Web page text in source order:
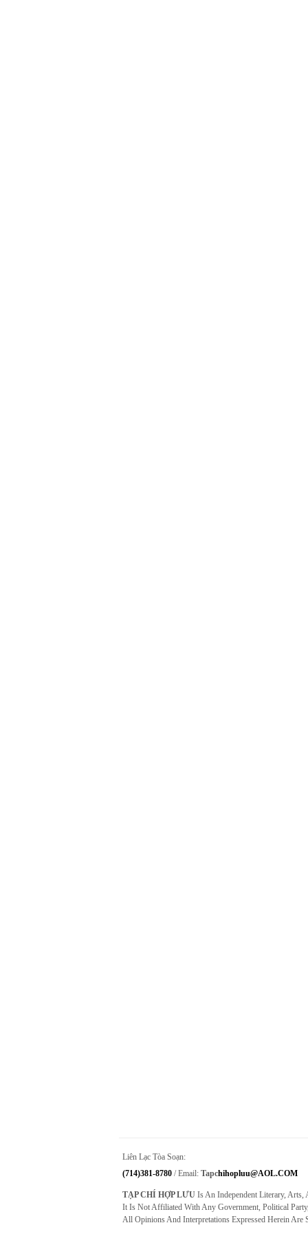
Liên Lạc Tòa Soạn:
(714)381-8780 / Email: TapcHihopluu@AOL.COM
TẠP CHÍ HỢP LƯU Is An Independent Literary, Arts,
It Is Not Affiliated With Any Government, Political
All Opinions And Interpretations Expressed Herein Are